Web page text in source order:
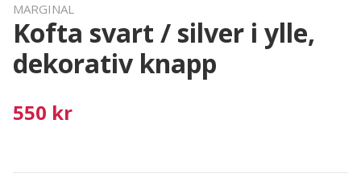
MARGINAL
Kofta svart / silver i ylle,
dekorativ knapp
550 kr